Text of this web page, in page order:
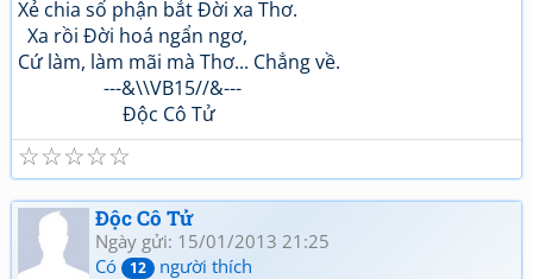
Xẻ chia số phận bắt Đời xa Thơ.
Xa rồi Đời hoá ngẩn ngơ,
Cứ làm, làm mãi mà Thơ... Chẳng về.
---&\\VB15//&---
Độc Cô Tử
☆
☆
☆
☆
☆
Độc Cô Tử
Ngày gửi: 15/01/2013 21:25
Có
12 người thích